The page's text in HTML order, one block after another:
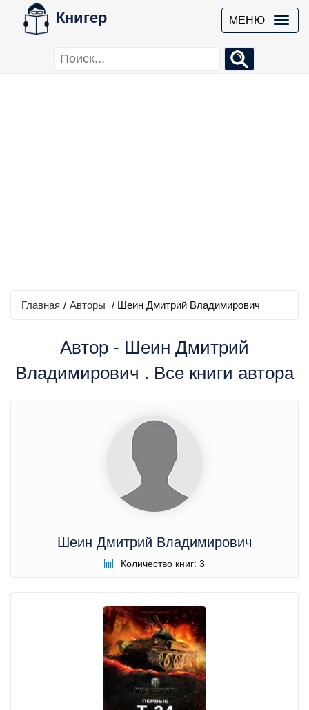
Книгер МЕНЮ
Главная / Авторы / Шеин Дмитрий Владимирович
Автор - Шеин Дмитрий
Владимирович . Все книги автора
Шеин Дмитрий Владимирович
Количество книг: 3